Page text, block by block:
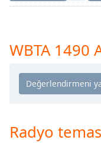
Playback
Rate
Chapters
WBTA
Radyo